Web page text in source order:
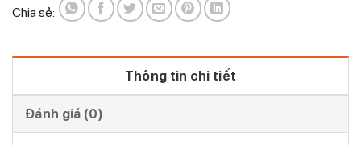
Chia sẻ:
Thông tin chi tiết
Đánh giá (0)